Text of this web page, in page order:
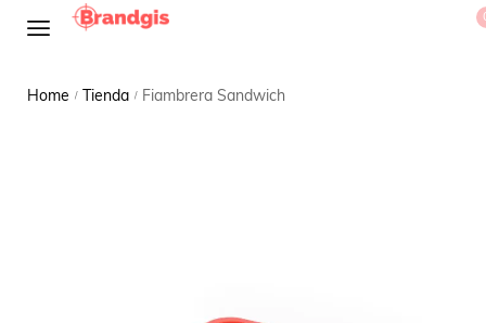
Home / Tienda / Fiambrera Sandwich